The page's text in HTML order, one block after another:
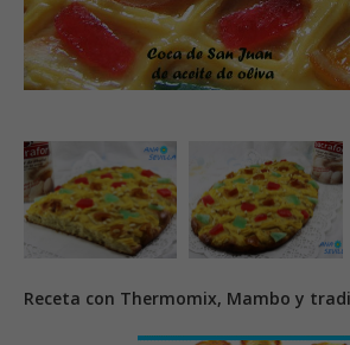
Receta con Thermomix, Mambo y